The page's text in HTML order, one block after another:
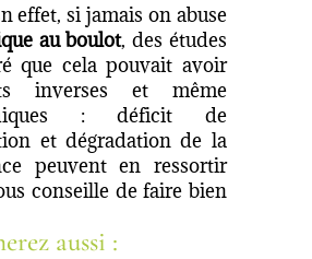
si jamais on abuse
au boulot, des études
que cela pouvait avoir
inverses et même
: déficit de
et dégradation de la
peuvent en ressortir
conseille de faire bien
aussi :